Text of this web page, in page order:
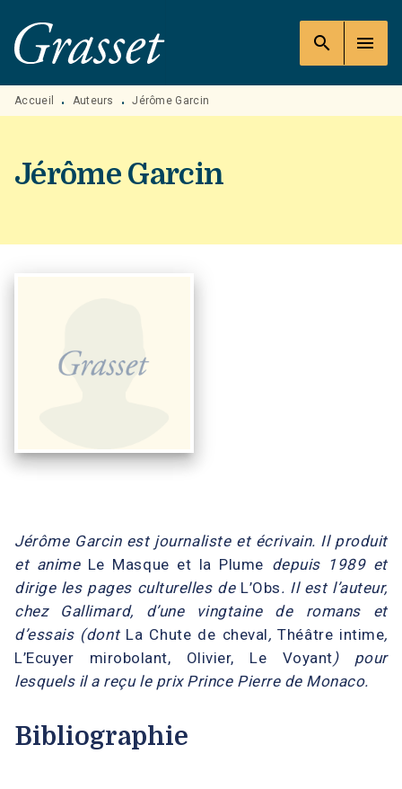
MENU RECHERCHE
PIED DE PAGE
search menu
Accueil • Auteurs • Jérôme Garcin
Jérôme Garcin
Jérôme Garcin est journaliste et écrivain. Il produit
et anime Le Masque et la Plume depuis 1989 et
dirige les pages culturelles de L’Obs. Il est l’auteur,
chez Gallimard, d’une vingtaine de romans et
d’essais (dont La Chute de cheval,Théâtre intime,
L’Ecuyer mirobolant, Olivier, Le Voyant) pour
lesquels il a reçu le prix Prince Pierre de Monaco.
Bibliographie